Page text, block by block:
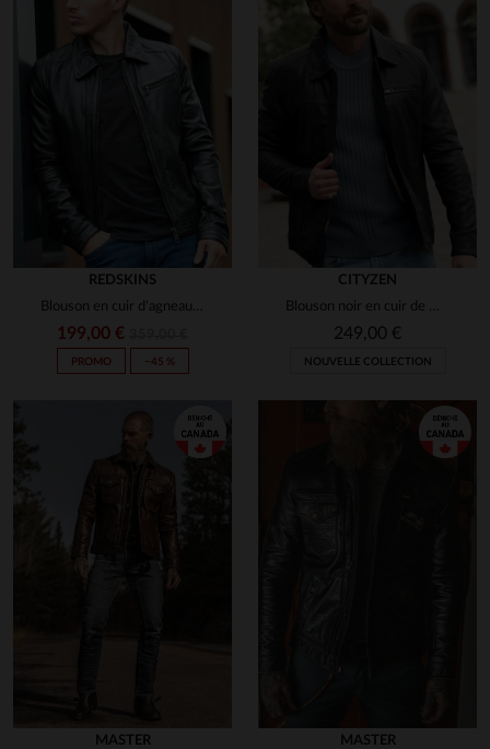
REDSKINS
Blouson en cuir d'agneau noir, sobre et intemporel, signé Redskins.
199,00 €
PROMO −45 %
CITYZEN
Blouson noir en cuir de mouton, coupe slim, élégance urbaine et sobre.
249,00 €
NOUVELLE COLLECTION
MASTER
MASTER